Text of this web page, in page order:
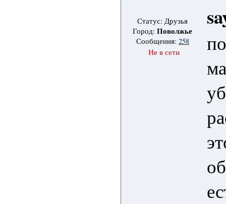
Статус: Друзья
Город:Поволжье
Сообщения: 258
Не в сети